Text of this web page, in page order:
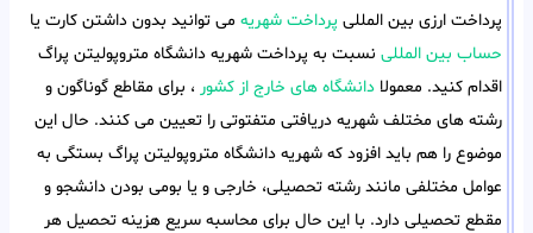
پرداخت ارزی بین المللی پرداخت شهریه می توانید بدون داشتن کارت یا
حساب بین المللی نسبت به پرداخت شهریه دانشگاه متروپولیتن پراگ
اقدام کنید. معمولا دانشگاه های خارج از کشور ، برای مقاطع گوناگون و
رشته های مختلف شهریه دریافتی متفتوتی را تعیین می کنند. حال این
موضوع را هم باید افزود که شهریه دانشگاه متروپولیتن پراگ بستگی به
عوامل مختلفی مانند رشته تحصیلی، خارجی و یا بومی بودن دانشجو و
مقطع تحصیلی دارد. با این حال برای محاسبه سریع هزینه تحصیل هر